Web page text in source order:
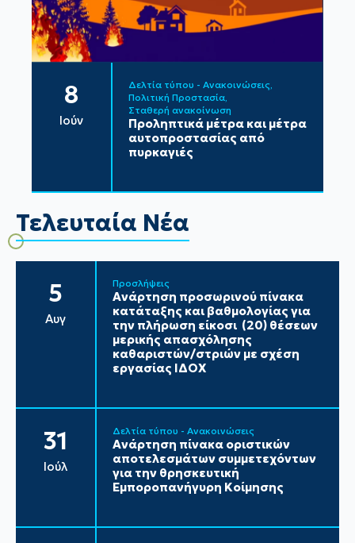
8
Ιούν
Δελτία τύπου - Ανακοινώσεις
Πολιτική Προστασία
Σταθερή ανακοίνωση
Προληπτικά μέτρα και μέτρα
αυτοπροστασίας από
πυρκαγιές
Τελευταία Νέα
5
Αυγ
Προσλήψεις
Ανάρτηση προσωρινού πίνακα
κατάταξης και βαθμολογίας για
την πλήρωση είκοσι (20) θέσεων
μερικής απασχόλησης
καθαριστών/στριών με σχέση
εργασίας ΙΔΟΧ
31
Ιούλ
Δελτία τύπου - Ανακοινώσεις
Ανάρτηση πίνακα οριστικών
αποτελεσμάτων συμμετεχόντων
για την θρησκευτική
Εμποροπανήγυρη Κοίμησης